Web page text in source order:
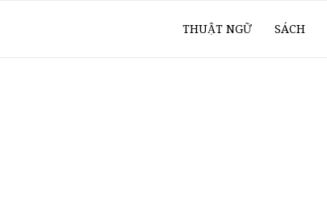
THUẬT NGỮ SÁCH